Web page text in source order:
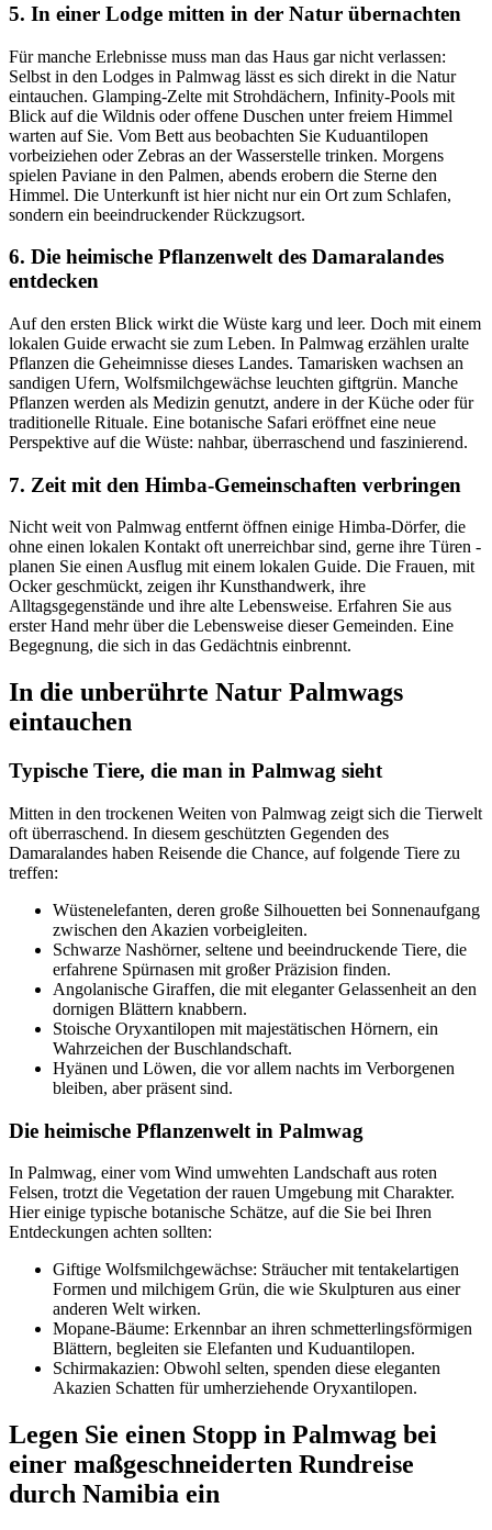
5. In einer Lodge mitten in der Natur übernachten
Für manche Erlebnisse muss man das Haus gar nicht verlassen:
Selbst in den Lodges in Palmwag lässt es sich direkt in die Natur
eintauchen. Glamping-Zelte mit Strohdächern, Infinity-Pools mit
Blick auf die Wildnis oder offene Duschen unter freiem Himmel
warten auf Sie. Vom Bett aus beobachten Sie Kuduantilopen
vorbeiziehen oder Zebras an der Wasserstelle trinken. Morgens
spielen Paviane in den Palmen, abends erobern die Sterne den
Himmel. Die Unterkunft ist hier nicht nur ein Ort zum Schlafen,
sondern ein beeindruckender Rückzugsort.
6. Die heimische Pflanzenwelt des Damaralandes
entdecken
Auf den ersten Blick wirkt die Wüste karg und leer. Doch mit einem
lokalen Guide erwacht sie zum Leben. In Palmwag erzählen uralte
Pflanzen die Geheimnisse dieses Landes. Tamarisken wachsen an
sandigen Ufern, Wolfsmilchgewächse leuchten giftgrün. Manche
Pflanzen werden als Medizin genutzt, andere in der Küche oder für
traditionelle Rituale. Eine botanische Safari eröffnet eine neue
Perspektive auf die Wüste: nahbar, überraschend und faszinierend.
7. Zeit mit den Himba-Gemeinschaften verbringen
Nicht weit von Palmwag entfernt öffnen einige Himba-Dörfer, die
ohne einen lokalen Kontakt oft unerreichbar sind, gerne ihre Türen -
planen Sie einen Ausflug mit einem lokalen Guide. Die Frauen, mit
Ocker geschmückt, zeigen ihr Kunsthandwerk, ihre
Alltagsgegenstände und ihre alte Lebensweise. Erfahren Sie aus
erster Hand mehr über die Lebensweise dieser Gemeinden. Eine
Begegnung, die sich in das Gedächtnis einbrennt.
In die unberührte Natur Palmwags
eintauchen
Typische Tiere, die man in Palmwag sieht
Mitten in den trockenen Weiten von Palmwag zeigt sich die Tierwelt
oft überraschend. In diesem geschützten Gegenden des
Damaralandes haben Reisende die Chance, auf folgende Tiere zu
treffen:
Wüstenelefanten, deren große Silhouetten bei Sonnenaufgang
zwischen den Akazien vorbeigleiten.
Schwarze Nashörner, seltene und beeindruckende Tiere, die
erfahrene Spürnasen mit großer Präzision finden.
Angolanische Giraffen, die mit eleganter Gelassenheit an den
dornigen Blättern knabbern.
Stoische Oryxantilopen mit majestätischen Hörnern, ein
Wahrzeichen der Buschlandschaft.
Hyänen und Löwen, die vor allem nachts im Verborgenen
bleiben, aber präsent sind.
Die heimische Pflanzenwelt in Palmwag
In Palmwag, einer vom Wind umwehten Landschaft aus roten
Felsen, trotzt die Vegetation der rauen Umgebung mit Charakter.
Hier einige typische botanische Schätze, auf die Sie bei Ihren
Entdeckungen achten sollten:
Giftige Wolfsmilchgewächse: Sträucher mit tentakelartigen
Formen und milchigem Grün, die wie Skulpturen aus einer
anderen Welt wirken.
Mopane-Bäume: Erkennbar an ihren schmetterlingsförmigen
Blättern, begleiten sie Elefanten und Kuduantilopen.
Schirmakazien: Obwohl selten, spenden diese eleganten
Akazien Schatten für umherziehende Oryxantilopen.
Legen Sie einen Stopp in Palmwag bei
einer maßgeschneiderten Rundreise
durch Namibia ein